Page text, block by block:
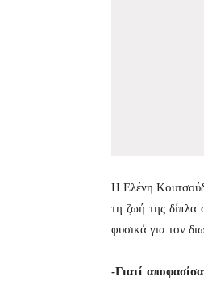
Η Ελένη
τη ζωή της δίπλα
φυσικά για τον
-Γιατί